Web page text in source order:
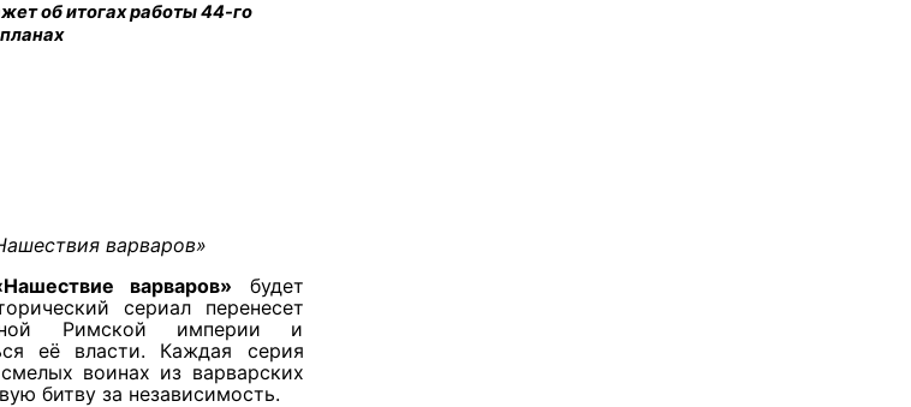
об итогах работы 44-го
варваров»
варваров» будет
сериал перенесет
Римской империи и
её власти. Каждая серия
воинах из варварских
битву за независимость.